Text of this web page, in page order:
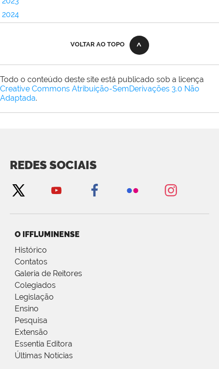
2024
VOLTAR AO TOPO
Todo o conteúdo deste site está publicado sob a licença
Creative Commons Atribuição-SemDerivações 3.0 Não
Adaptada.
REDES SOCIAIS
O IFFLUMINENSE
Histórico
Contatos
Galeria de Reitores
Colegiados
Legislação
Ensino
Pesquisa
Extensão
Essentia Editora
Últimas Notícias